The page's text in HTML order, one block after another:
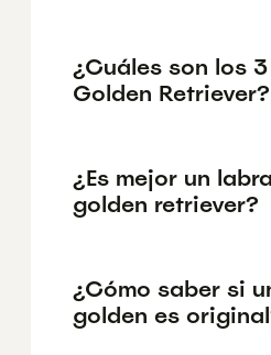
¿Cuáles son los
Golden Retriever?
¿Es mejor un
golden retriever?
¿Cómo saber si
golden es